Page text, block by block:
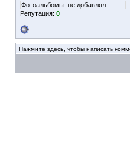
Фотоальбомы: не добавлял
Репутация: 0
Нажмите здесь, чтобы написать